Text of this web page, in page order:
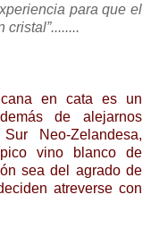
para que el
cristal”........
en cata es un
de alejarnos
Neo-Zelandesa,
vino blanco de
sea del agrado de
atreverse con